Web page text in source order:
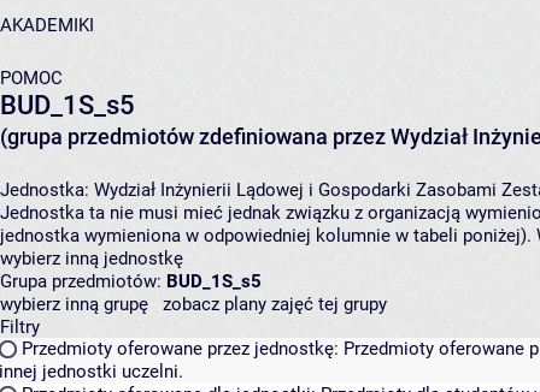
AKADEMIKI
POMOC
BUD_1S_s5
(grupa przedmiotów zdefiniowana przez Wydział
Jednostka: Wydział Inżynierii Lądowej i Gospodarki Zasobami
Jednostka ta nie musi mieć jednak związku z organizacją
jednostka wymieniona w odpowiedniej kolumnie w tabeli
wybierz inną jednostkę
Grupa przedmiotów: BUD_1S_s5
wybierz inną grupę
zobacz plany zajęć tej grupy
Filtry
Przedmioty oferowane przez jednostkę: Przedmioty oferowane
innej jednostki uczelni.